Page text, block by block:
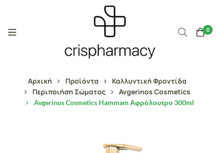
0
Αρχική Προϊόντα
Καλλυντική Φροντίδα
Περιποιήση Σώματος
Avgerinos Cosmetics
Avgerinos Cosmetics Hammam Αφρόλουτρο 300ml